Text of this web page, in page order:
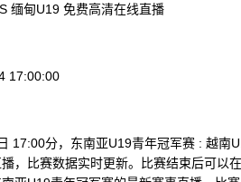
缅甸U19 免费高清在线直播
17:00:00
17:00分，东南亚U19青年冠军赛 : 越南
，比赛数据实时更新。比赛结束后可以